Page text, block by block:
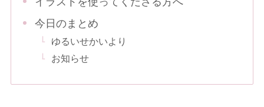
今日のまとめ
ゆるいせかいより
お知らせ